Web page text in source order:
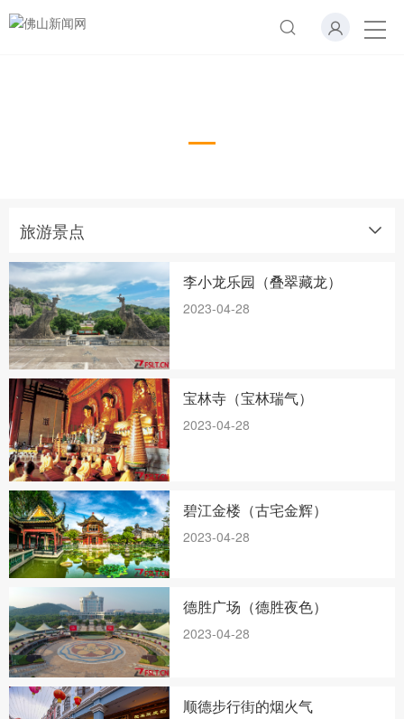
旅游景点
李小龙乐园（叠翠藏龙）
2023-04-28
宝林寺（宝林瑞气）
2023-04-28
碧江金楼（古宅金辉）
2023-04-28
德胜广场（德胜夜色）
2023-04-28
顺德步行街的烟火气